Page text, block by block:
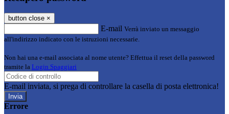
button close ×
E-mail Verrà inviato un messaggio
all'indirizzo indicato con le istruzioni necessarie.
Non hai una e-mail associata al nome utente? Effettua il reset della password
tramite la Login Spaggiari
E-mail inviata, si prega di controllare la casella di posta elettronica!
Errore